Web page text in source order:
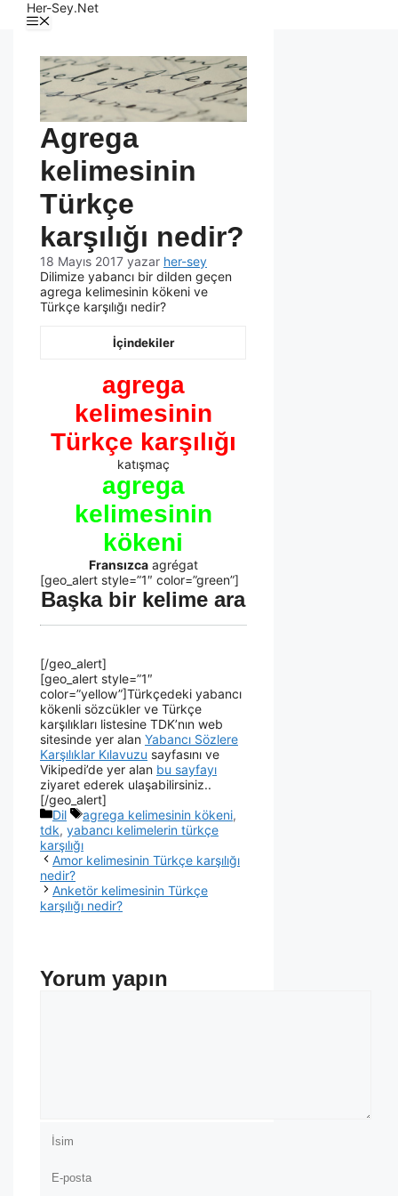
Her-Sey.Net
Agrega
kelimesinin
Türkçe
karşılığı nedir?
18 Mayıs 2017 yazar her-sey
Dilimize yabancı bir dilden geçen
agrega kelimesinin kökeni ve
Türkçe karşılığı nedir?
İçindekiler
agrega
kelimesinin
Türkçe karşılığı
katışmaç
agrega
kelimesinin
kökeni
Fransızcaagrégat
[geo_alert style=”1″ color=”green”]
Başka bir kelime ara
[/geo_alert]
[geo_alert style=”1″
color=”yellow”]Türkçedeki yabancı
kökenli sözcükler ve Türkçe
karşılıkları listesine TDK’nın web
sitesinde yer alan Yabancı Sözlere
Karşılıklar Kılavuzu sayfasını ve
Vikipedi’de yer alan bu sayfayı
ziyaret ederek ulaşabilirsiniz..
[/geo_alert]
Dil
agrega kelimesinin kökeni,
tdk, yabancı kelimelerin türkçe
karşılığı
Amor kelimesinin Türkçe karşılığı
nedir?
Anketör kelimesinin Türkçe
karşılığı nedir?
Yorum yapın